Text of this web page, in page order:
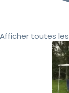
Afficher toutes